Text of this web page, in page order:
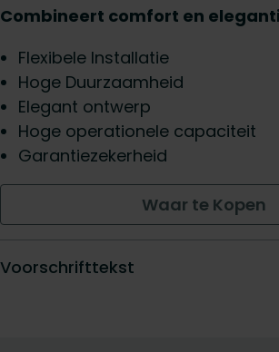
Combineert comfort en
Flexibele Installatie
Hoge Duurzaamheid
Elegant ontwerp
Hoge operationele capaciteit
Garantiezekerheid
Waar te Kopen
Voorschrifttekst